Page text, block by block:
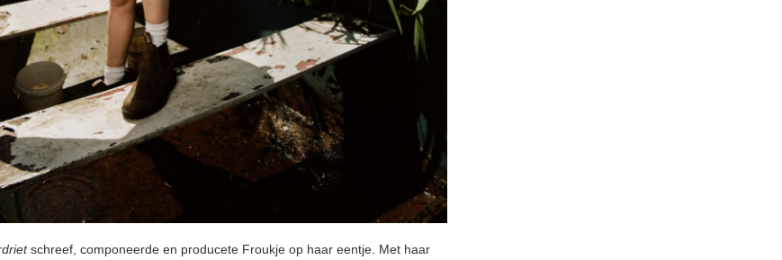
schreef, componeerde en producete Froukje op haar eentje. Met haar